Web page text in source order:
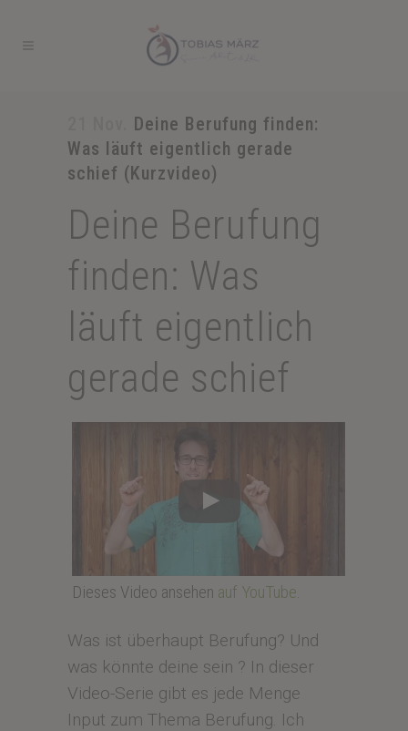
Deine Berufung finden:
Was läuft eigentlich gerade
schief (Kurzvideo)
Deine Berufung
finden: Was
läuft eigentlich
gerade schief
Dieses Video ansehen auf YouTube.
Was ist überhaupt Berufung? Und
was könnte deine sein ? In dieser
Video-Serie gibt es jede Menge
Input zum Thema Berufung. Ich